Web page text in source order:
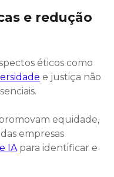
e redução
éticos como
e justiça não
equidade,
empresas
IApara identificar e